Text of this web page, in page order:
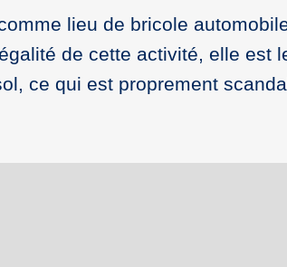
lieu de bricole
de cette activité, elle est
ce qui est proprement